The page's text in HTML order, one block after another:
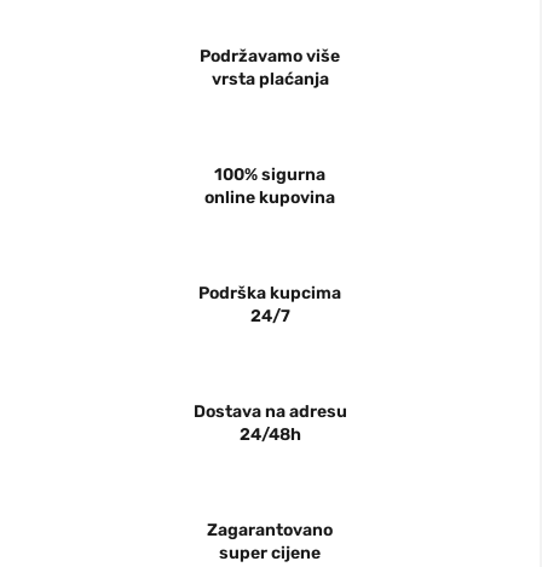
Podržavamo više
vrsta plaćanja
100% sigurna
online kupovina
Podrška kupcima
24/7
Dostava na adresu
24/48h
Zagarantovano
super cijene